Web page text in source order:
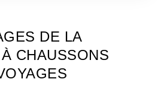
DE LA
CHAUSSONS